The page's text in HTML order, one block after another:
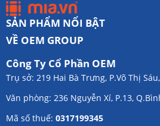
SẢN PHẨM NỔI BẬT
VỀ OEM GROUP
Công Ty Cổ Phần OEM
Trụ sở: 219 Hai Bà Trưng, P.Võ Thị
Văn phòng: 236 Nguyễn Xí, P.13,
Mã số thuế: 0317199345